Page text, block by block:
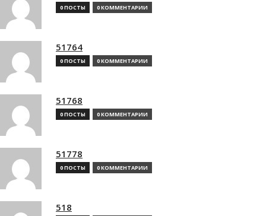
0 ПОСТЫ 0 КОММЕНТАРИИ
51764
0 ПОСТЫ 0 КОММЕНТАРИИ
51768
0 ПОСТЫ 0 КОММЕНТАРИИ
51778
0 ПОСТЫ 0 КОММЕНТАРИИ
518